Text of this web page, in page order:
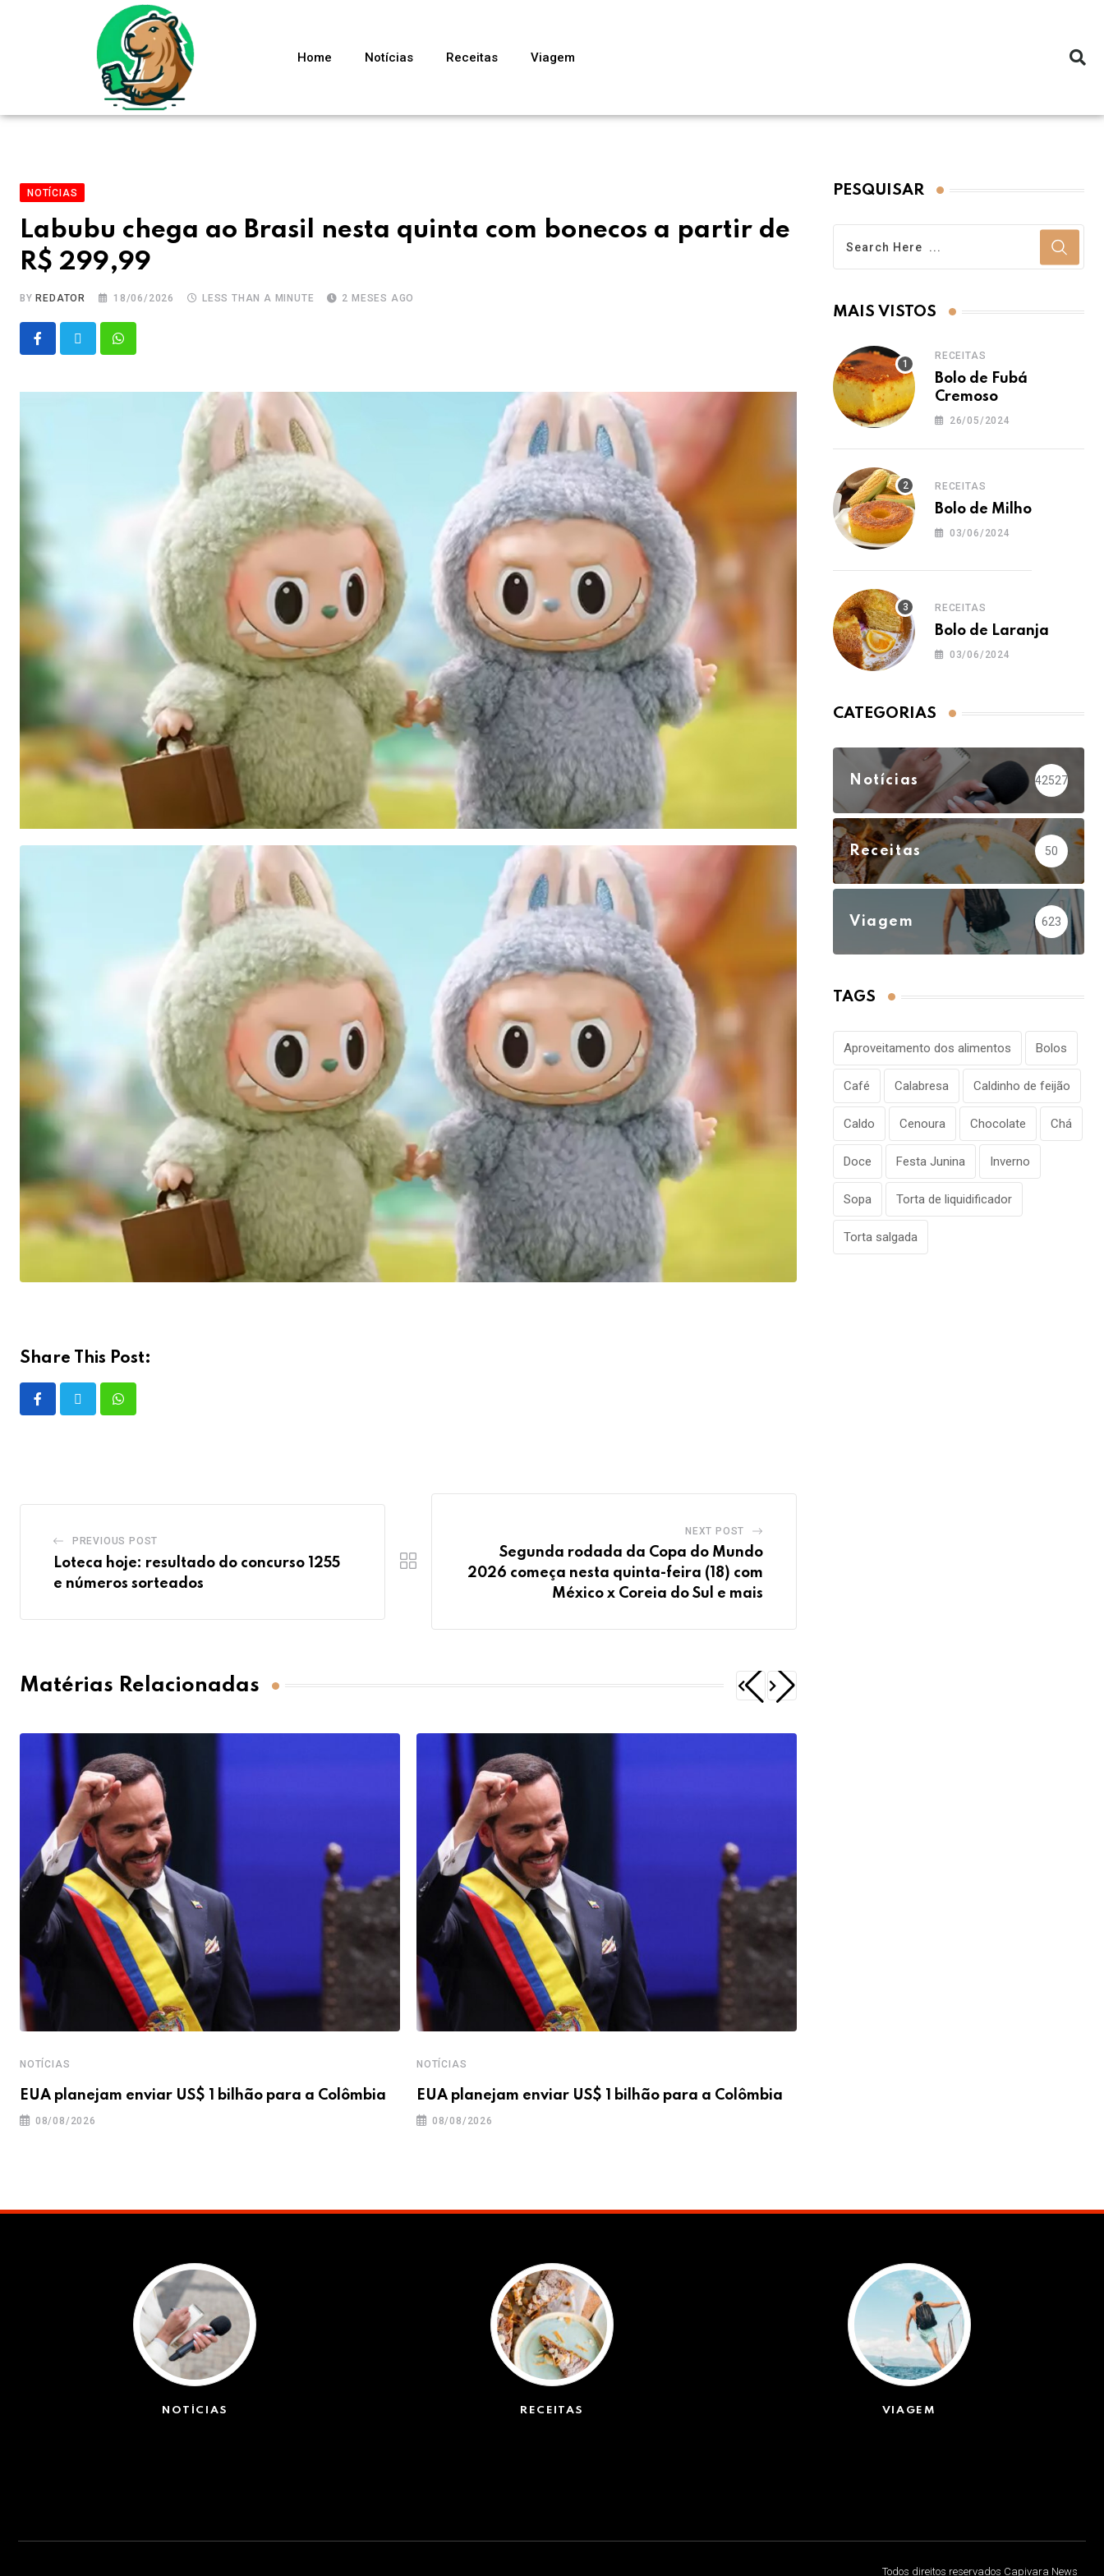
Home Notícias Receitas Viagem
NOTÍCIAS
Labubu chega ao Brasil nesta quinta com bonecos a partir de
R$ 299,99
BY REDATOR 18/06/2026 LESS THAN A MINUTE 2 MESES AGO
Share This Post:
PREVIOUS POST
Loteca hoje: resultado do concurso 1255
e números sorteados
NEXT POST
Segunda rodada da Copa do Mundo
2026 começa nesta quinta-feira (18) com
México x Coreia do Sul e mais
Matérias Relacionadas
NOTÍCIAS
EUA planejam enviar US$ 1 bilhão para a Colômbia
08/08/2026
NOTÍCIAS
EUA planejam enviar US$ 1 bilhão para a Colômbia
08/08/2026
PESQUISAR
MAIS VISTOS
RECEITAS
Bolo de Fubá
Cremoso
26/05/2024
RECEITAS
Bolo de Milho
03/06/2024
RECEITAS
Bolo de Laranja
03/06/2024
CATEGORIAS
Notícias 42527
Receitas 50
Viagem 623
TAGS
Aproveitamento dos alimentos Bolos
Café Calabresa Caldinho de feijão
Caldo Cenoura Chocolate Chá
Doce Festa Junina Inverno
Sopa Torta de liquidificador
Torta salgada
NOTÍCIAS RECEITAS VIAGEM
Todos direitos reservados Capivara News